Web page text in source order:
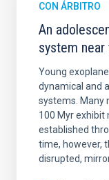
CON ÁRBITRO
An
system
Young
dynamical and
systems. Many
100 Myr exhibit
established
time, however,
disrupted,